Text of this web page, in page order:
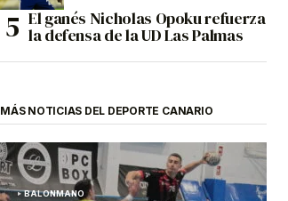
El ganés Nicholas Opoku refuerza
la defensa de la UD Las Palmas
MÁS NOTICIAS DEL DEPORTE CANARIO
BALONMANO